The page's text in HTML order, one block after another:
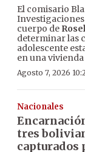
El comisario
cuerpo de
determinar las
adolescente
en una
Agosto 7, 2026
Nacionales
tres
capturados